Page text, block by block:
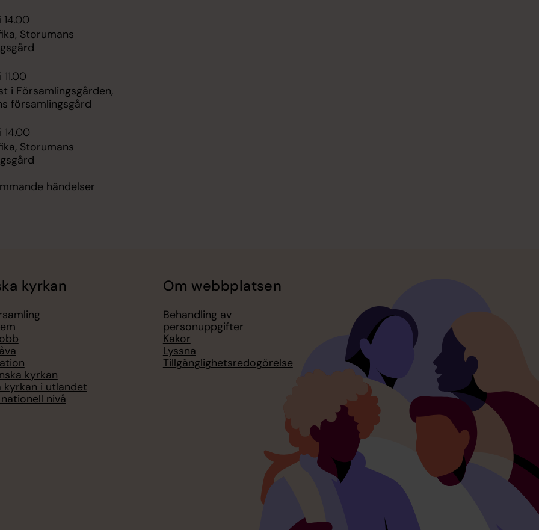
14.00
Storumans
i Församlingsgården,
församlingsgård
14.00
Storumans
händelser
kyrkan
kyrkan
kyrkan i utlandet
nivå
Om webbplatsen
Behandling av
personuppgifter
Kakor
Lyssna
Tillgänglighetsredogörelse